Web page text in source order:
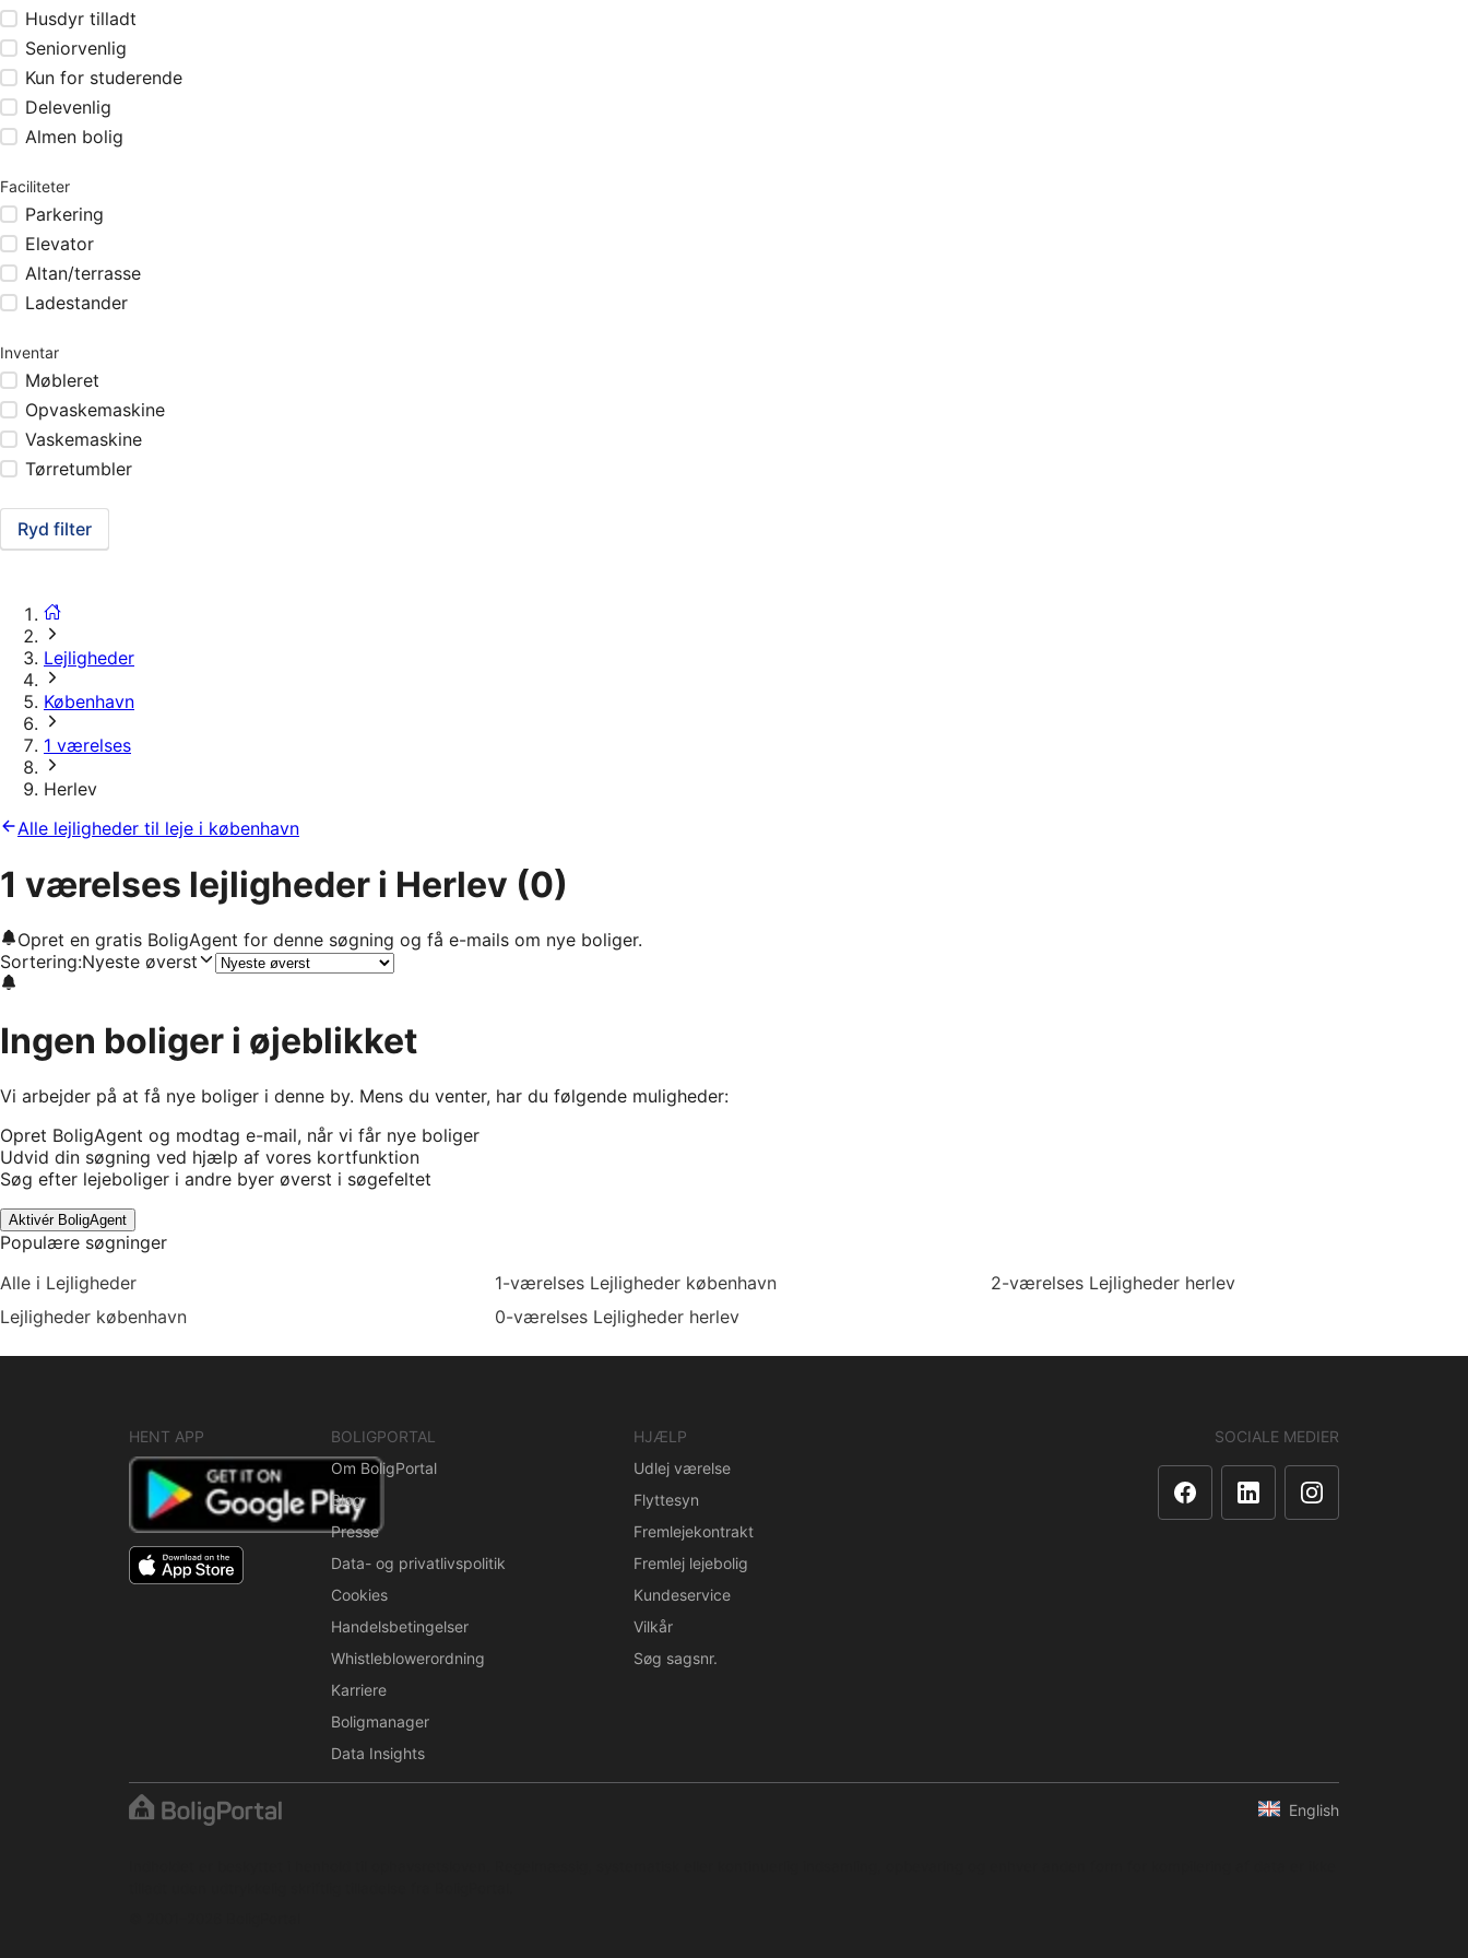
Husdyr tilladt
Seniorvenlig
Kun for studerende
Delevenlig
Almen bolig
Faciliteter
Parkering
Elevator
Altan/terrasse
Ladestander
Inventar
Møbleret
Opvaskemaskine
Vaskemaskine
Tørretumbler
Ryd filter
Lejligheder
København
1 værelses
Herlev
Alle lejligheder til leje i københavn
1 værelses lejligheder i Herlev (0)
Opret en gratis BoligAgent for denne søgning og få e-mails om nye boliger.
Sortering:Nyeste øverst
Ingen boliger i øjeblikket
Vi arbejder på at få nye boliger i denne by. Mens du venter, har du følgende muligheder:
Opret BoligAgent og modtag e-mail, når vi får nye boliger
Udvid din søgning ved hjælp af vores kortfunktion
Søg efter lejeboliger i andre byer øverst i søgefeltet
Aktivér BoligAgent
Populære søgninger
Alle i Lejligheder
Lejligheder københavn
1-værelses Lejligheder københavn
0-værelses Lejligheder herlev
2-værelses Lejligheder herlev
HENT APP
BOLIGPORTAL
Om BoligPortal
Blog
Presse
Data- og privatlivspolitik
Cookies
Handelsbetingelser
Whistleblowerordning
Karriere
Boligmanager
Data Insights
HJÆLP
Udlej værelse
Flyttesyn
Fremlejekontrakt
Fremlej lejebolig
Kundeservice
Vilkår
Søg sagsnr.
SOCIALE MEDIER
English